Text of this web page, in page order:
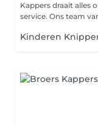
Kappers draait alles
service. Ons team
Kinderen